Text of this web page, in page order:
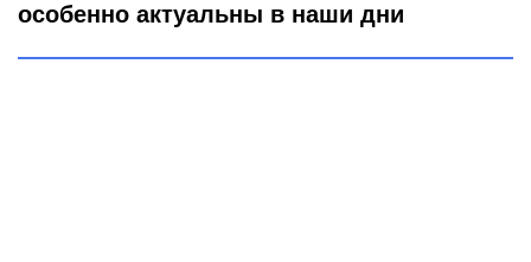
особенно актуальны в наши дни